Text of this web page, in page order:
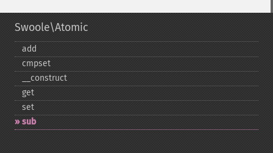
Swoole\Atomic
add
cmpset
_​_​construct
get
set
sub